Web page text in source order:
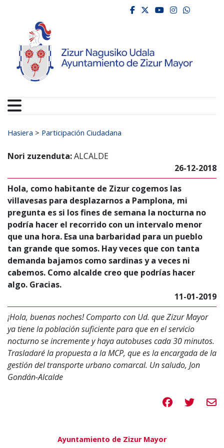
Ayuntamiento de
facebook
twitter
youtube
Search for:
Hasiera > Participación Ciudadana
Nori zuzenduta:ALCALDE
26-12-2018
Hola, como habitante de Zizur cogemos las
villavesas para desplazarnos a Pamplona, mi
pregunta es si los fines de semana la nocturna no
podría hacer el recorrido con un intervalo menor
que una hora. Esa una barbaridad para un pueblo
tan grande que somos. Hay veces que con tanta
demanda bajamos como sardinas y a veces ni
cabemos. Como alcalde creo que podrías hacer
algo. Gracias.
11-01-2019
¡Hola, buenas noches! Comparto con Ud. que Zizur Mayor
ya tiene la población suficiente para que en el servicio
nocturno se incremente y haya autobuses cada 30 minutos.
Trasladaré la propuesta a la MCP, que es la encargada de la
gestión del transporte urbano comarcal. Un saludo, Jon
Gondán-Alcalde
Compartir en
Ayuntamiento de Zizur Mayor